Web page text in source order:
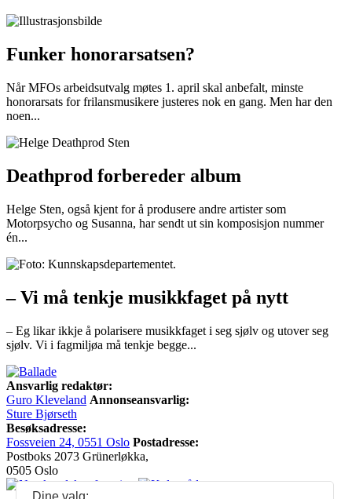
Funker honorarsatsen?
Når MFOs arbeidsutvalg møtes 1. april skal anbefalt, minste
honorarsats for frilansmusikere justeres nok en gang. Men har den
noen...
Deathprod forbereder album
Helge Sten, også kjent for å produsere andre artister som
Motorpsycho og Susanna, har sendt ut sin komposisjon nummer
én...
– Vi må tenkje musikkfaget på nytt
– Eg likar ikkje å polarisere musikkfaget i seg sjølv og utover seg
sjølv. Vi i fagmiljøa må tenkje begge...
Ansvarlig redaktør:
Guro Kleveland Annonseansvarlig:
Sture Bjørseth
Besøksadresse:
Fossveien 24, 0551 Oslo Postadresse:
Postboks 2073 Grünerløkka,
0505 Oslo
Dine valg: